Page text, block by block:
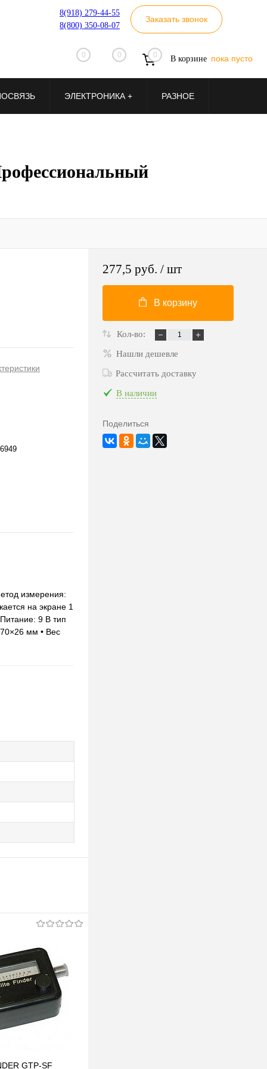
8(918) 279-44-55
8(800) 350-08-07
Заказать звонок
0 0 0 В корзине пока пусто
ЭЛЕКТРОНИКА + РАЗНОЕ
измерения:
на экране 1
9 В тип
мм • Вес
GTP-SF
277,5 руб. / шт
В корзину
Кол-во:
Нашли дешевле
Рассчитать доставку
В наличии
Поделиться